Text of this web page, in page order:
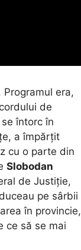
era,
de
întorc în
a împărțit
cu o parte din
Slobodan
de Justiție,
pe sârbii
în provincie,
ce să se mai